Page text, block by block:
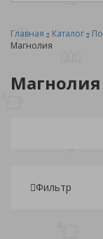
Главная Каталог
Магнолия
Магнолия
Фильтр